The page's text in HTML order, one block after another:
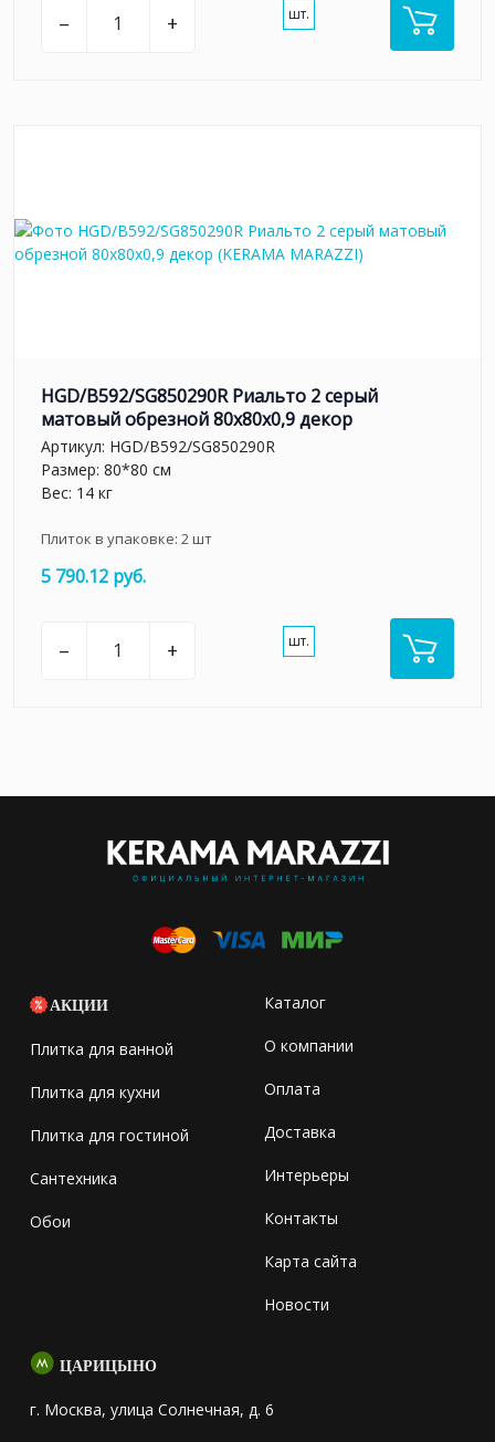
– + шт.
HGD/B592/SG850290R Риальто 2 серый
матовый обрезной 80x80x0,9 декор
Артикул: HGD/B592/SG850290R
Размер: 80*80 см
Вес: 14 кг
Плиток в упаковке: 2шт
5 790.12 руб.
– + шт.
АКЦИИ
Плитка для ванной
Плитка для кухни
Плитка для гостиной
Сантехника
Обои
Каталог
О компании
Оплата
Доставка
Интерьеры
Контакты
Карта сайта
Новости
ЦАРИЦЫНО
г. Москва, улица Солнечная, д. 6